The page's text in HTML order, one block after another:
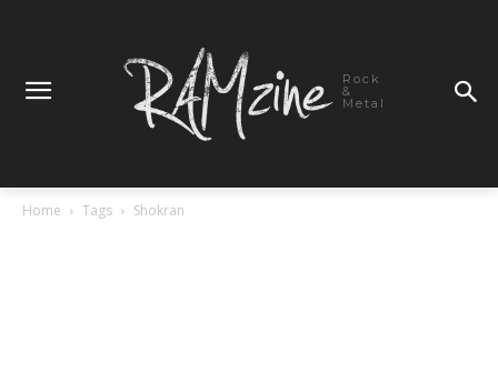
Rock
&
Metal
Home Tags Shokran